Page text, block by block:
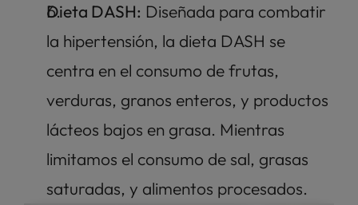
Dieta DASH: Diseñada para combatir
la hipertensión, la dieta DASH se
centra en el consumo de frutas,
verduras, granos enteros, y productos
lácteos bajos en grasa. Mientras
limitamos el consumo de sal, grasas
saturadas, y alimentos procesados.